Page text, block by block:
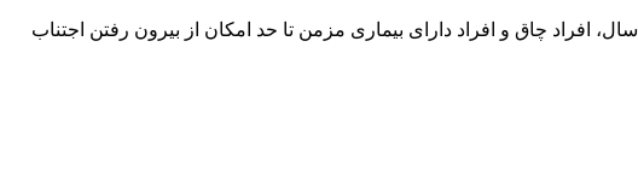
برای پیشگیری از گرمازدگی، لازم است در ساعات اوج گرما(۱۱ الی ۱۵ ) خصوصاً کودکان کمتر از ۶ سال و سالمندان بالای ۶۵ سال، افراد چاق و افراد دارای بیماری مزمن تا حد امکان از بیرون رفتن اجتناب